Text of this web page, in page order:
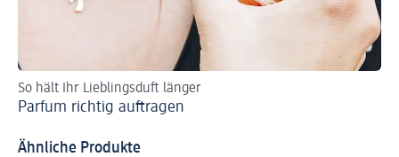
So hält Ihr Lieblingsduft länger
Parfum richtig auftragen
Ähnliche Produkte